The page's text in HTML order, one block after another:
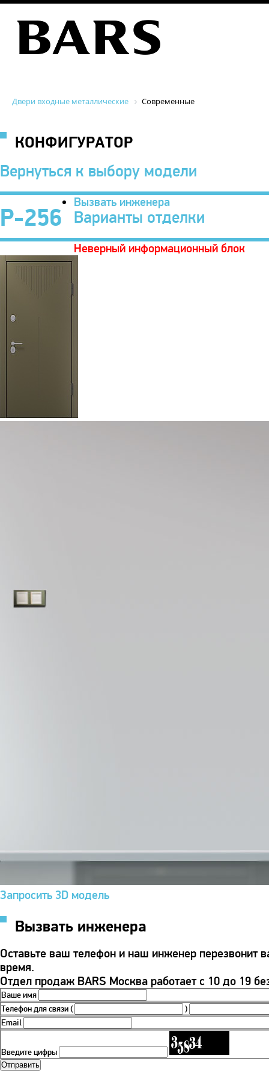
Двери входные металлические Современные
КОНФИГУРАТОР
Вернуться к выбору модели
P-256
Вызвать инженера
Варианты отделки
Неверный информационный блок
Запросить 3D модель
Вызвать инженера
Оставьте ваш телефон и наш инженер перезвонит
время.
Отдел продаж BARS Москва работает с 10 до 19
Ваше имя
Телефон для связи(
)
Email
Введите цифры